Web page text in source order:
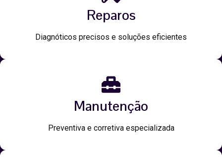
Reparos
Diagnóticos precisos e soluções eficientes
Manutenção
Preventiva e corretiva especializada